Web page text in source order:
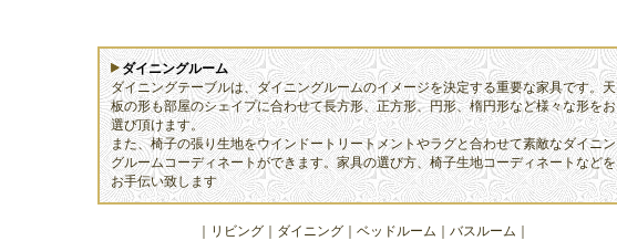
ダイニングルーム
ダイニングテーブルは、ダイニングルームのイメージを決定する重要な家具です。天
板の形も部屋のシェイプに合わせて長方形、正方形、円形、楕円形など様々な形をお
選び頂けます。
また、椅子の張り生地をウインドートリートメントやラグと合わせて素敵なダイニン
グルームコーディネートができます。家具の選び方、椅子生地コーディネートなどを
お手伝い致します
リビング｜ ダイニング｜ ベッドルーム バスルーム